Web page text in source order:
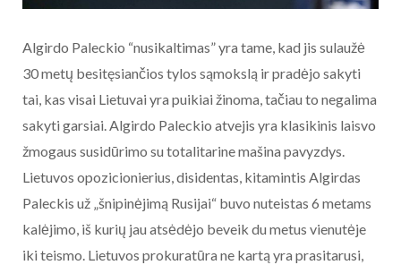
Algirdo Paleckio “nusikaltimas” yra tame, kad jis sulaužė
30 metų besitęsiančios tylos sąmokslą ir pradėjo sakyti
tai, kas visai Lietuvai yra puikiai žinoma, tačiau to negalima
sakyti garsiai. Algirdo Paleckio atvejis yra klasikinis laisvo
žmogaus susidūrimo su totalitarine mašina pavyzdys.
Lietuvos opozicionierius, disidentas, kitamintis Algirdas
Paleckis už „šnipinėjimą Rusijai“ buvo nuteistas 6 metams
kalėjimo, iš kurių jau atsėdėjo beveik du metus vienutėje
iki teismo. Lietuvos prokuratūra ne kartą yra prasitarusi,